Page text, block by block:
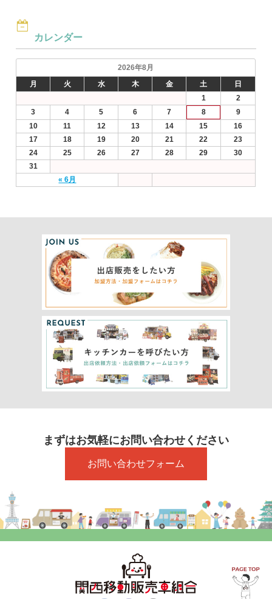
カレンダー
2026年8月
月
火 水 木 金 土 日
« 6月
1
2
3
4 5 6 7 8
9
10
11 12 13 14 15
16
17
18 19 20 21 22
23
24
25 26 27 28 29
30
31
まずはお気軽にお問い合わせください
お問い合わせフォーム